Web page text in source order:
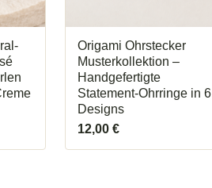
Origami Ohrstecker
Musterkollektion –
Handgefertigte
Statement-Ohrringe in 6
Designs
12,00 €